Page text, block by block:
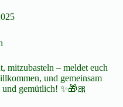
mitzubasteln – meldet euch
und gemeinsam
gemütlich! ✨🎁🎀